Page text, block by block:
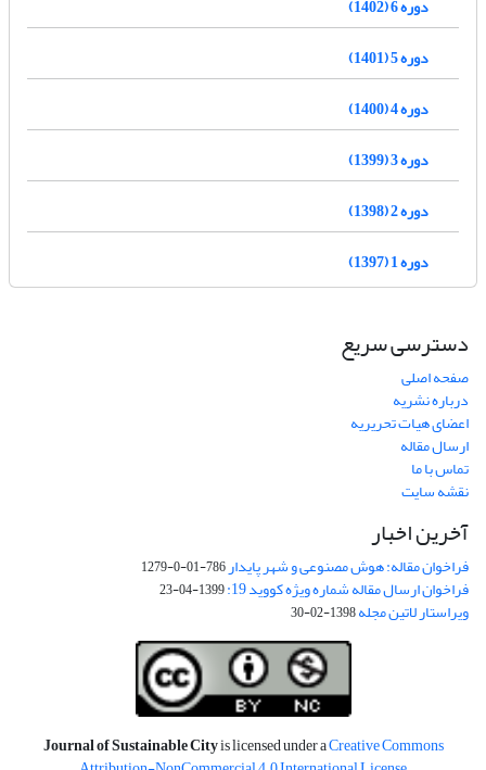
دوره 6 (1402)
دوره 5 (1401)
دوره 4 (1400)
دوره 3 (1399)
دوره 2 (1398)
دوره 1 (1397)
دسترسی سریع
صفحه اصلی
درباره نشریه
اعضای هیات تحریریه
ارسال مقاله
تماس با ما
نقشه سایت
آخرین اخبار
فراخوان مقاله: هوش مصنوعی و شهر پایدار786-01-0-1279
فراخوان ارسال مقاله شماره ویژه کووید 19: 1399-04-23
ویراستار لاتین مجله1398-02-30
Journal of Sustainable Cityis licensed under aCreative Commons